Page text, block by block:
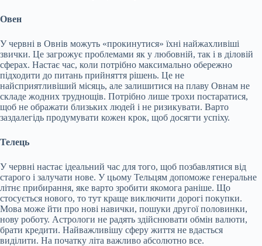
Овен
У червні в Овнів можуть «прокинутися» їхні найжахливіші
звички. Це загрожує проблемами як у любовній, так і в діловій
сферах. Настає час, коли потрібно максимально обережно
підходити до питань прийняття рішень. Це не
найсприятливіший місяць, але залишитися на плаву Овнам не
складе жодних труднощів. Потрібно лише трохи постаратися,
щоб не ображати близьких людей і не ризикувати. Варто
заздалегідь продумувати кожен крок, щоб досягти успіху.
Телець
У червні настає ідеальний час для того, щоб позбавлятися від
старого і залучати нове. У цьому Тельцям допоможе генеральне
літнє прибирання, яке варто зробити якомога раніше. Що
стосується нового, то тут краще виключити дорогі покупки.
Мова може йти про нові навички, пошуки другої половинки,
нову роботу. Астрологи не радять здійснювати обмін валюти,
брати кредити. Найважливішу сферу життя не вдасться
виділити. На початку літа важливо абсолютно все.